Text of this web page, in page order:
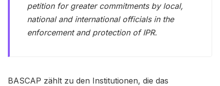
petition for greater commitments by local,
national and international officials in the
enforcement and protection of IPR.
BASCAP zählt zu den Institutionen, die das